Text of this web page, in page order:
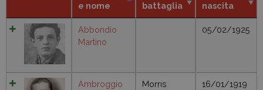
e nome
battaglia
nascita
Abbondio
Martino
05/02/1925
Ambroggio
Morris 16/01/1919